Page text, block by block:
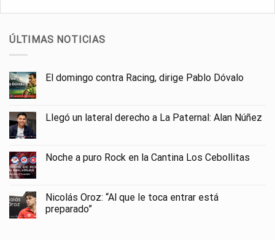
ÚLTIMAS NOTICIAS
El domingo contra Racing, dirige Pablo Dóvalo
Llegó un lateral derecho a La Paternal: Alan Núñez
Noche a puro Rock en la Cantina Los Cebollitas
Nicolás Oroz: “Al que le toca entrar está
preparado”